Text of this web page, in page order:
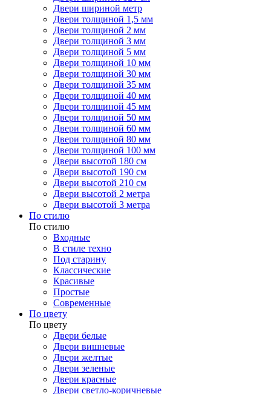
Двери шириной метр
Двери толщиной 1,5 мм
Двери толщиной 2 мм
Двери толщиной 3 мм
Двери толщиной 5 мм
Двери толщиной 10 мм
Двери толщиной 30 мм
Двери толщиной 35 мм
Двери толщиной 40 мм
Двери толщиной 45 мм
Двери толщиной 50 мм
Двери толщиной 60 мм
Двери толщиной 80 мм
Двери толщиной 100 мм
Двери высотой 180 см
Двери высотой 190 см
Двери высотой 210 см
Двери высотой 2 метра
Двери высотой 3 метра
По стилю
По стилю
Входные
В стиле техно
Под старину
Классические
Красивые
Простые
Современные
По цвету
По цвету
Двери белые
Двери вишневые
Двери желтые
Двери зеленые
Двери красные
Двери светло-коричневые